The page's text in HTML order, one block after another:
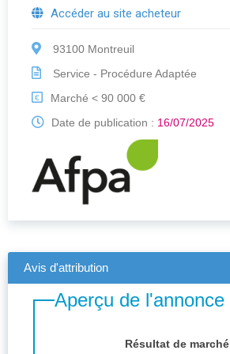
Accéder au site acheteur
93100 Montreuil
Service - Procédure Adaptée
€
Marché < 90 000 €
Date de publication : 16/07/2025
Avis d'attribution
Aperçu de l'annonce
Résultat de marché